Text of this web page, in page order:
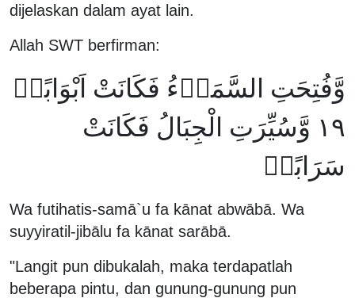
dijelaskan dalam ayat lain.
Allah SWT berfirman:
وَّفُتِحَتِ السَّمَاۤءُ فَكَانَتْ اَبْوَابًاۙ
١٩ وَّسُيِّرَتِ الْجِبَالُ فَكَانَتْ
سَرَابًاۗ
Wa futihatis-samā`u fa kānat abwābā. Wa
suyyiratil-jibālu fa kānat sarābā.
"Langit pun dibukalah, maka terdapatlah
beberapa pintu, dan gunung-gunung pun